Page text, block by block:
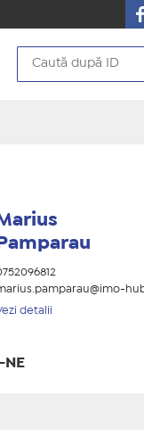
Pamparau
detalii
NE